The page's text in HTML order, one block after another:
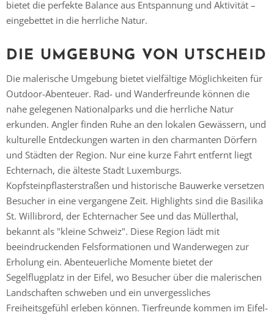
bietet die perfekte Balance aus Entspannung und Aktivität –
eingebettet in die herrliche Natur.
DIE UMGEBUNG VON UTSCHEID
Die malerische Umgebung bietet vielfältige Möglichkeiten für
Outdoor-Abenteuer. Rad- und Wanderfreunde können die
nahe gelegenen Nationalparks und die herrliche Natur
erkunden. Angler finden Ruhe an den lokalen Gewässern, und
kulturelle Entdeckungen warten in den charmanten Dörfern
und Städten der Region. Nur eine kurze Fahrt entfernt liegt
Echternach, die älteste Stadt Luxemburgs.
Kopfsteinpflasterstraßen und historische Bauwerke versetzen
Besucher in eine vergangene Zeit. Highlights sind die Basilika
St. Willibrord, der Echternacher See und das Müllerthal,
bekannt als "kleine Schweiz". Diese Region lädt mit
beeindruckenden Felsformationen und Wanderwegen zur
Erholung ein. Abenteuerliche Momente bietet der
Segelflugplatz in der Eifel, wo Besucher über die malerischen
Landschaften schweben und ein unvergessliches
Freiheitsgefühl erleben können. Tierfreunde kommen im Eifel-